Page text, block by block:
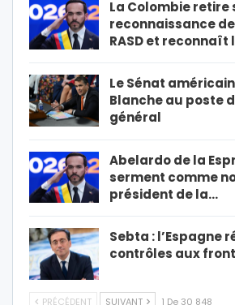
La Colombie retire
reconnaissance
RASD et reconnaît
Le Sénat
Blanche au poste
général
Abelardo de la
serment comme
président de la…
Sebta : l’Espagne
contrôles aux
PRÉCÉDENT SUIVANT 1 De 30 848